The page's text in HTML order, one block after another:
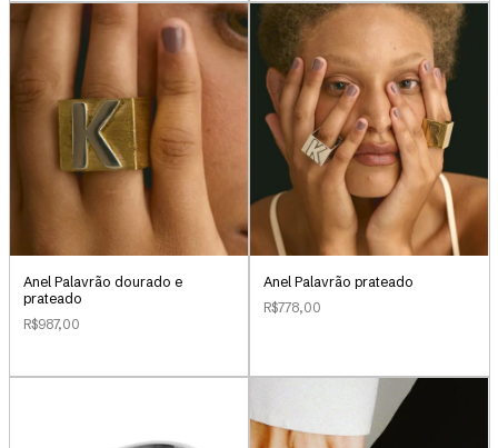
Anel Palavrão dourado e
prateado
R$987,00
Anel Palavrão prateado
R$778,00